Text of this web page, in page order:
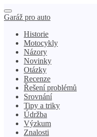
Garáž pro auto
Historie
Motocykly
Názory
Novinky
Otázky
Recenze
Řešení problémů
Srovnání
Tipy a triky
Údržba
Výzkum
Znalosti